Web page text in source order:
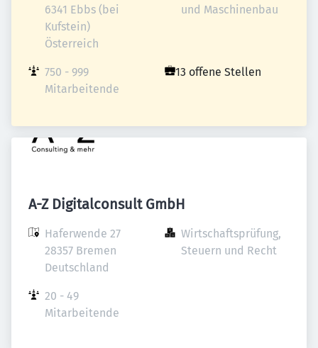
6341 Ebbs (bei
Kufstein)
Österreich
und Maschinenbau
750 - 999
Mitarbeitende
13 offene Stellen
A-Z Digitalconsult GmbH
Haferwende 27
28357 Bremen
Deutschland
Wirtschaftsprüfung,
Steuern und Recht
20 - 49
Mitarbeitende